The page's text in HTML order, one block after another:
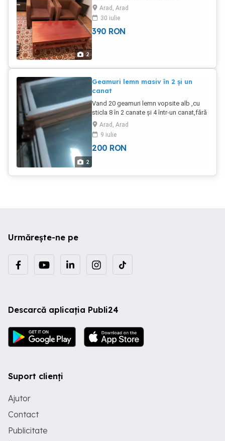
2
separat.Ridicare de la adresa din Arad.
Arad, Arad
30 iulie
390 RON
2
Geamuri lemn masiv în 2 și un
canat
Vand 20 geamuri lemn vopsite alb ,cu
sticla 8 în 2 canate și 4 într-un canat,fără
toc,dimensiune interioara geam
1.40x0.55 m folosite,stare foarte.buna.
Arad, Arad
9 iulie
200 RON
Urmărește-ne pe
Descarcă aplicația Publi24
Suport clienți
Ajutor
Contact
Publicitate